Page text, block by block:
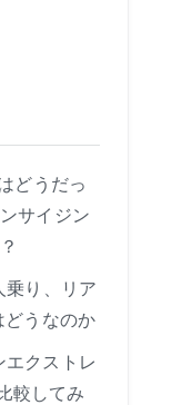
どうだっ
サイジン
乗り、リア
どうなのか
クストレ
較してみ